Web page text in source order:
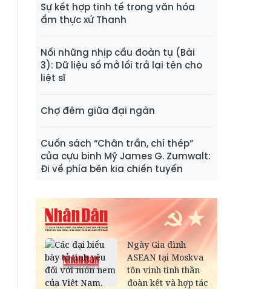
Sự kết hợp tinh tế trong văn hóa
ẩm thực xứ Thanh
Nối những nhịp cầu đoàn tụ (Bài
3): Dữ liệu số mở lối trả lại tên cho
liệt sĩ
Chợ đêm giữa đại ngàn
Cuốn sách “Chân trần, chí thép”
của cựu binh Mỹ James G. Zumwalt:
Đi về phía bên kia chiến tuyến